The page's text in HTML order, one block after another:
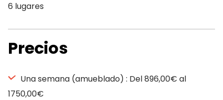
6 lugares
Precios
Una semana (amueblado) : Del 896,00€ al
1750,00€